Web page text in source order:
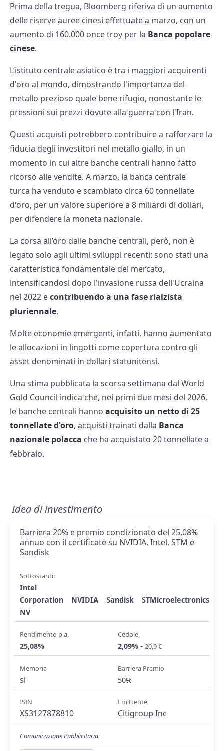
Prima della tregua, Bloomberg riferiva di un aumento
delle riserve auree cinesi effettuate a marzo, con un
aumento di 160.000 once troy per la Banca popolare
cinese.
L’istituto centrale asiatico è tra i maggiori acquirenti
d'oro al mondo, dimostrando l'importanza del
metallo prezioso quale bene rifugio, nonostante le
pressioni sui prezzi dovute alla guerra con l'Iran.
Questi acquisti potrebbero contribuire a rafforzare la
fiducia degli investitori nel metallo giallo, in un
momento in cui altre banche centrali hanno fatto
ricorso alle vendite. A marzo, la banca centrale
turca ha venduto e scambiato circa 60 tonnellate
d'oro, per un valore superiore a 8 miliardi di dollari,
per difendere la moneta nazionale.
La corsa all’oro dalle banche centrali, però, non è
legato solo agli ultimi sviluppi recenti: sono stati una
caratteristica fondamentale del mercato,
intensificandosi dopo l'invasione russa dell'Ucraina
nel 2022 econtribuendo a una fase rialzista
pluriennale.
Molte economie emergenti, infatti, hanno aumentato
le allocazioni in lingotti come copertura contro gli
asset denominati in dollari statunitensi.
Una stima pubblicata la scorsa settimana dal World
Gold Council indica che, nei primi due mesi del 2026,
le banche centrali hanno acquisito un netto di 25
tonnellate d'oro, acquisti trainati dalla Banca
nazionale polacca che ha acquistato 20 tonnellate a
febbraio.
Idea di investimento
Barriera 20% e premio condizionato del 25,08%
annuo con il certificate su NVIDIA, Intel, STM e
Sandisk
Sottostanti:
Intel
Corporation
NVIDIA Sandisk
STMicroelectronics
NV
Rendimento p.a.
25,08%
Cedole
2,09% - 20,9 €
Memoria
si
Barriera Premio
50%
ISIN
XS3127878810
Emittente
Citigroup Inc
Comunicazione Pubblicitaria